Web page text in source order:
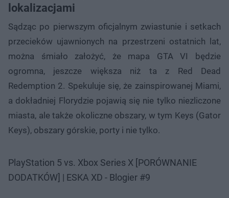
lokalizacjami
Sądząc po pierwszym oficjalnym zwiastunie i setkach
przecieków ujawnionych na przestrzeni ostatnich lat,
można śmiało założyć, że mapa GTA VI będzie
ogromna, jeszcze większa niż ta z Red Dead
Redemption 2. Spekuluje się, że zainspirowanej Miami,
a dokładniej Florydzie pojawią się nie tylko niezliczone
miasta, ale także okoliczne obszary, w tym Keys (Gator
Keys), obszary górskie, porty i nie tylko.
PlayStation 5 vs. Xbox Series X [PORÓWNANIE
DODATKÓW] | ESKA XD - Blogier #9